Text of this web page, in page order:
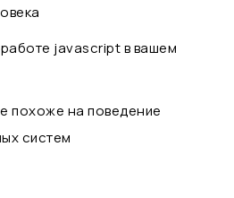
javascript в вашем
похоже на поведение
систем